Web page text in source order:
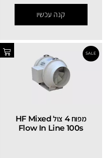
קנה עכשיו
מפוח 4 צול HF Mixed
Flow In Line 100s